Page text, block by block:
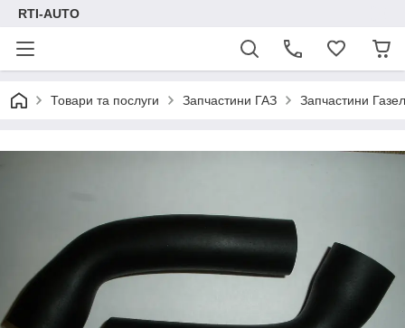
RTI-AUTO
Товари та послуги Запчастини ГАЗ Запчастини